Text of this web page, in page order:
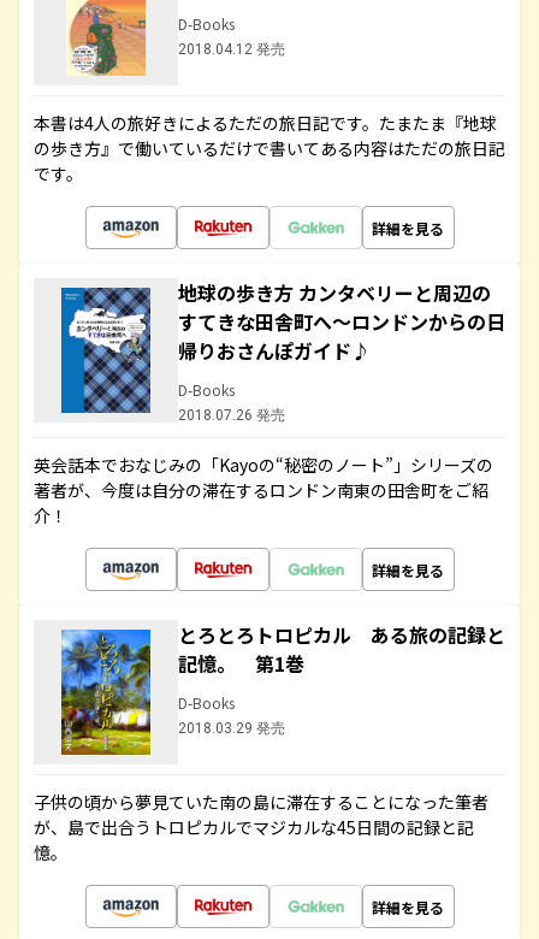
D-Books
2018.04.12 発売
本書は4人の旅好きによるただの旅日記です。たまたま『地球
の歩き方』で働いているだけで書いてある内容はただの旅日記
です。
詳細を見る
地球の歩き方 カンタベリーと周辺の
すてきな田舎町へ～ロンドンからの日
帰りおさんぽガイド♪
D-Books
2018.07.26 発売
英会話本でおなじみの「Kayoの“秘密のノート”」シリーズの
著者が、今度は自分の滞在するロンドン南東の田舎町をご紹
介！
詳細を見る
とろとろトロピカル ある旅の記録と
記憶。 第1巻
D-Books
2018.03.29 発売
子供の頃から夢見ていた南の島に滞在することになった筆者
が、島で出合うトロピカルでマジカルな45日間の記録と記
憶。
詳細を見る